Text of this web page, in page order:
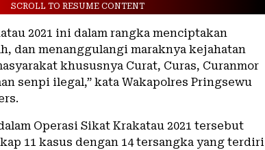
SCROLL TO RESUME CONTENT
2021 ini dalam rangka menciptakan
dan menanggulangi maraknya kejahatan
khususnya Curat, Curas, Curanmor
senpi ilegal,” kata Wakapolres Pringsewu
Operasi Sikat Krakatau 2021 tersebut
11 kasus dengan 14 tersangka yang terdiri